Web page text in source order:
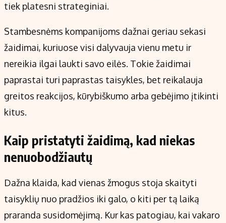
tiek platesni strateginiai.
Stambesnėms kompanijoms dažnai geriau sekasi
žaidimai, kuriuose visi dalyvauja vienu metu ir
nereikia ilgai laukti savo eilės. Tokie žaidimai
paprastai turi paprastas taisykles, bet reikalauja
greitos reakcijos, kūrybiškumo arba gebėjimo įtikinti
kitus.
Kaip pristatyti žaidimą, kad niekas
nenuobodžiautų
Dažna klaida, kad vienas žmogus stoja skaityti
taisyklių nuo pradžios iki galo, o kiti per tą laiką
praranda susidomėjimą. Kur kas patogiau, kai vakaro